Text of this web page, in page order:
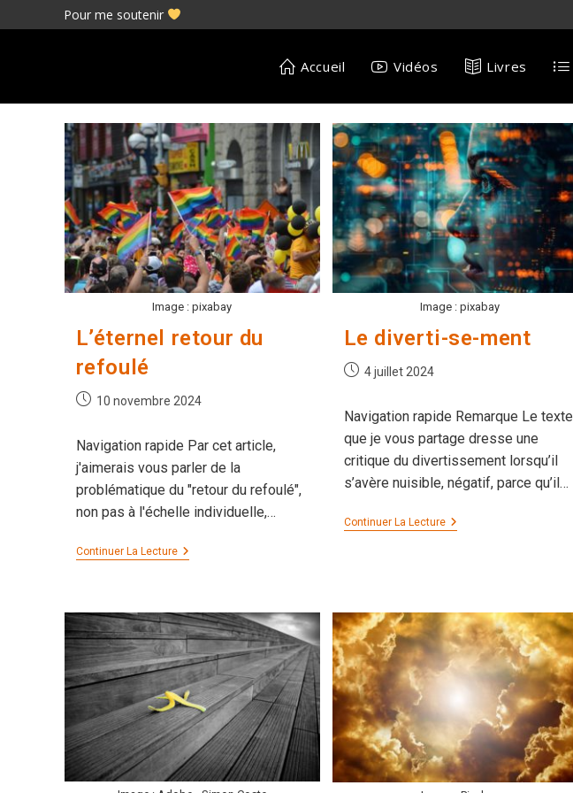
Pour me soutenir
Accueil Vidéos Livres
Image : pixabay
L’éternel retour du
refoulé
Publication
10 novembre 2024
Navigation rapide Par cet article,
j'aimerais vous parler de la
problématique du "retour du refoulé",
non pas à l'échelle individuelle,…
Continuer La LectureL’éternel
Image : pixabay
Le diverti-se-ment
Publication
4 juillet 2024
Navigation rapide Remarque Le texte
que je vous partage dresse une
critique du divertissement lorsqu’il
s’avère nuisible, négatif, parce qu’il…
Continuer La LectureLe